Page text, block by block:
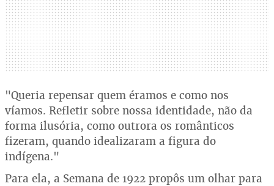
"Queria repensar quem éramos e como nos
víamos. Refletir sobre nossa identidade, não da
forma ilusória, como outrora os românticos
fizeram, quando idealizaram a figura do
indígena."
Para ela, a Semana de 1922 propôs um olhar para